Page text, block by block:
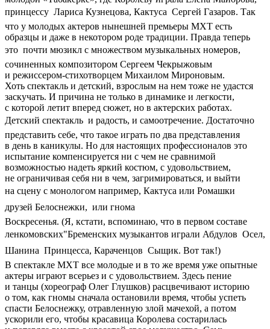
принцессу  Лариса Кузнецова, Кактуса  Сергей Газаров. Так
что у молодых актеров нынешней премьеры МХТ есть
образцы и даже в некотором роде традиции. Правда теперь
это  почти мюзикл с множеством музыкальных номеров,
сочиненных композитором Сергеем Чекрыжовым
и режиссером-стихотворцем Михаилом Мироновым.
Хоть спектакль и детский, взрослым на нем тоже не удастся
заскучать. И причина не только в динамике и легкости,
с которой летит вперед сюжет, но в актерских работах.
Детский спектакль  и радость, и самоотречение. Достаточно
представить себе, что такое играть по два представления
в день в каникулы. Но для настоящих профессионалов это
испытание компенсируется ни с чем не сравнимой
возможностью надеть яркий костюм, с удовольствием,
не ограничивая себя ни в чем, загримироваться, и выйти
на сцену с монологом например, Кактуса или Ромашки 
друзей Белоснежки,  или гнома
Воскресенья. (Я, кстати, вспоминаю, что в первом составе
ленкомовских"Бременских музыкантов играли Абдулов  Осел,
Шанина  Принцесса, Караченцов  Сыщик. Вот так!)
В спектакле МХТ все молодые и в то же время уже опытные
актеры играют всерьез и с удовольствием. Здесь пение
и танцы (хореограф Олег Глушков) расцвечивают историю
о том, как гномы сначала остановили время, чтобы успеть
спасти Белоснежку, отравленную злой мачехой, а потом
ускорили его, чтобы красавица Королева состарилась